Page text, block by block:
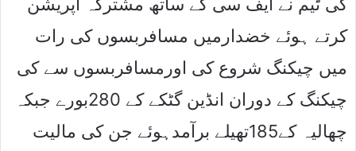
کرتے ہوئے خضدارمیں مسافربسوں کی رات
میں چیکنگ شروع کی اورمسافربسوں سے کی
چیکنگ کے دوران انڈین گٹکے کے 280بورے جبکہ
چھالیہ کے185تھیلے برآمدہوئے جن کی مالیت